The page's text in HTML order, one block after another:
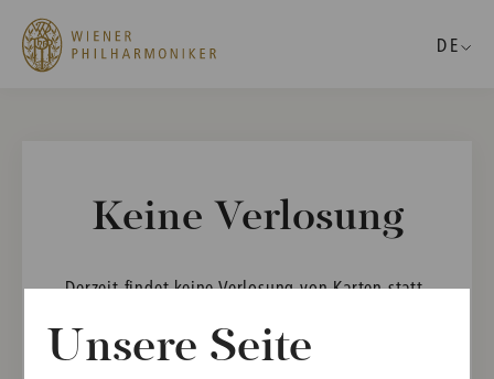
DE
Keine Verlosung
Derzeit findet keine Verlosung von Karten statt.
Neujahrskonzertkarten erhalten Sie unter
folgendem Link:
Unsere Seite